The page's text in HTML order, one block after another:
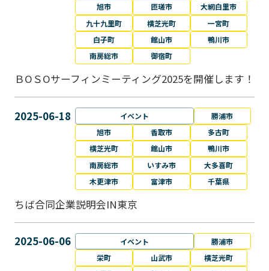
旭市
匝瑳市
大網白里市
九十九里町
横芝光町
一宮町
白子町
館山市
鴨川市
南房総市
御宿町
ＢОＳОサーフィンミーティング2025を開催します！
2025-06-18 イベント
勝浦市
旭市
香取市
多古町
横芝光町
館山市
鴨川市
南房総市
いすみ市
大多喜町
木更津市
富津市 千葉県
ちば合同企業説明会IN東京
2025-06-06 イベント
勝浦市
栄町
山武市
横芝光町